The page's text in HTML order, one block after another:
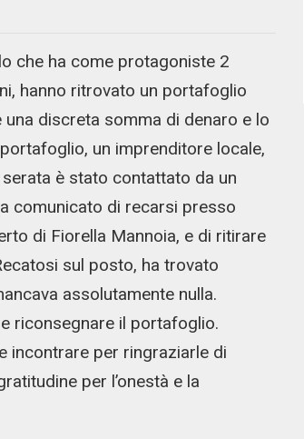
che ha come protagoniste 2
hanno ritrovato un portafoglio
discreta somma di denaro e lo
un imprenditore locale,
è stato contattato da un
comunicato di recarsi presso
di Fiorella Mannoia, e di ritirare
sul posto, ha trovato
assolutamente nulla.
riconsegnare il portafoglio.
incontrare per ringraziarle di
per l’onestà e la